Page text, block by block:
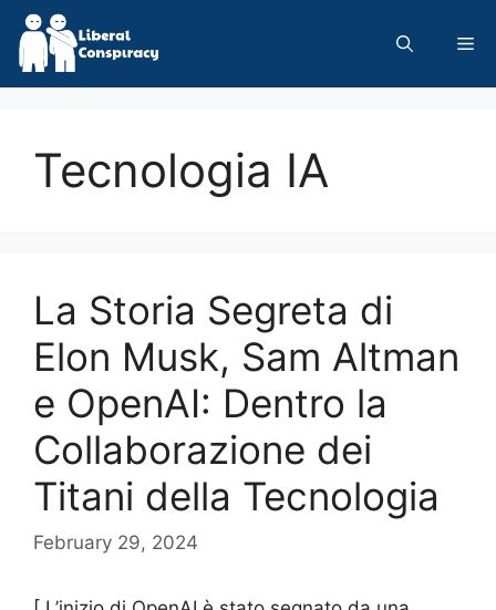
Skip
content
Tecnologia IA
La Storia Segreta di
Elon Musk, Sam Altman
e OpenAI: Dentro la
Collaborazione dei
Titani della Tecnologia
February 29, 2024